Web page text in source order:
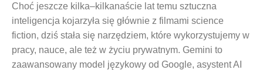
Choć jeszcze kilka–kilkanaście lat temu sztuczna
inteligencja kojarzyła się głównie z filmami science
fiction, dziś stała się narzędziem, które wykorzystujemy w
pracy, nauce, ale też w życiu prywatnym. Gemini to
zaawansowany model językowy od Google, asystent AI